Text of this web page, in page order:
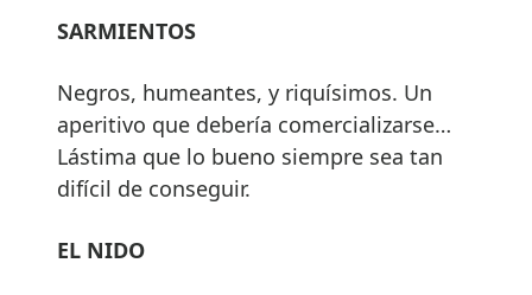
SARMIENTOS
Negros, humeantes, y riquísimos. Un
aperitivo que debería comercializarse…
Lástima que lo bueno siempre sea tan
difícil de conseguir.
EL NIDO